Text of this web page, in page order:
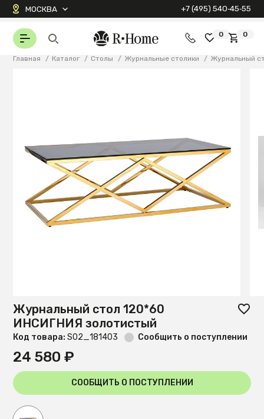
МОСКВА +7 (495) 540‑45‑55
0 0
Главная / Каталог / Столы / Журнальные столики / Журнальный
Журнальный стол 120*60
ИНСИГНИЯ золотистый
Код товара: S02_181403 Сообщить о поступлении
24 580 ₽
СООБЩИТЬ О ПОСТУПЛЕНИИ